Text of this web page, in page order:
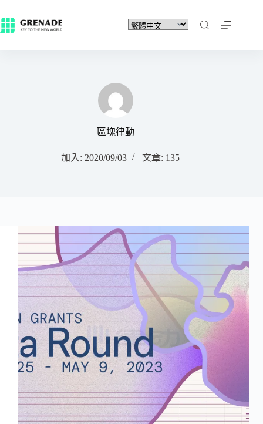
區塊律動
加入: 2020/09/03 文章: 135